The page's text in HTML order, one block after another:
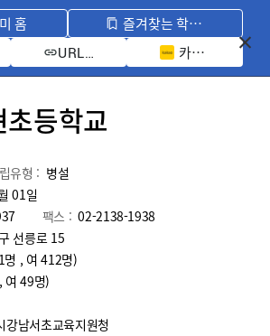
홈
즐겨찾는 학교 모아보기
택
URL 복사 카카오톡 공유
등학교
유형 : 병설
01일
팩스 : 02-2138-1938
선릉로 15
, 여 412명)
여49명)
강남서초교육지원청